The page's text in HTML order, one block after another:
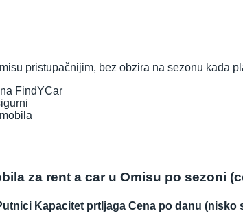
pristupačnijim, bez obzira na sezonu kada
FindYCar
za rent a car u Omisu po sezoni
Kapacitet prtljaga Cena po danu (nisko